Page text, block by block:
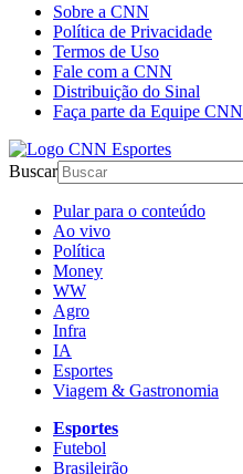
Sobre a CNN
Política de Privacidade
Termos de Uso
Fale com a CNN
Distribuição do Sinal
Faça parte da Equipe CNN
Buscar
Pular para o conteúdo
Ao vivo
Política
Money
WW
Agro
Infra
IA
Esportes
Viagem & Gastronomia
Esportes
Futebol
Brasileirão